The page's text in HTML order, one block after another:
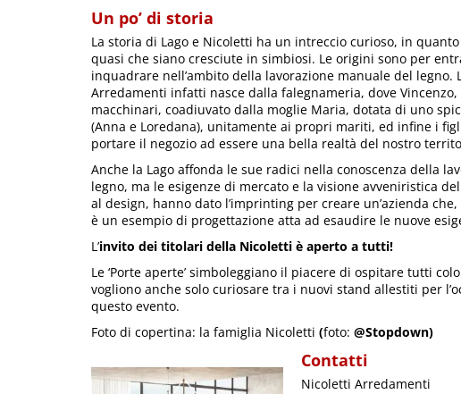
Un po’ di storia
La storia di Lago e Nicoletti ha un intreccio curioso, in
quasi che siano cresciute in simbiosi. Le origini sono per
inquadrare nell’ambito della lavorazione manuale del legno.
Arredamenti infatti nasce dalla falegnameria, dove
macchinari, coadiuvato dalla moglie Maria, dotata di uno
(Anna e Loredana), unitamente ai propri mariti, ed infine i
portare il negozio ad essere una bella realtà del nostro
Anche la Lago affonda le sue radici nella conoscenza della
legno, ma le esigenze di mercato e la visione avveniristica
al design, hanno dato l’imprinting per creare un’azienda
è un esempio di progettazione atta ad esaudire le nuove
L’invito dei titolari della Nicoletti è aperto a tutti!
Le ‘Porte aperte’ simboleggiano il piacere di ospitare tutti
vogliono anche solo curiosare tra i nuovi stand allestiti per
questo evento.
Foto di copertina: la famiglia Nicoletti (foto: @Stopdown)
Contatti
Nicoletti Arredamenti